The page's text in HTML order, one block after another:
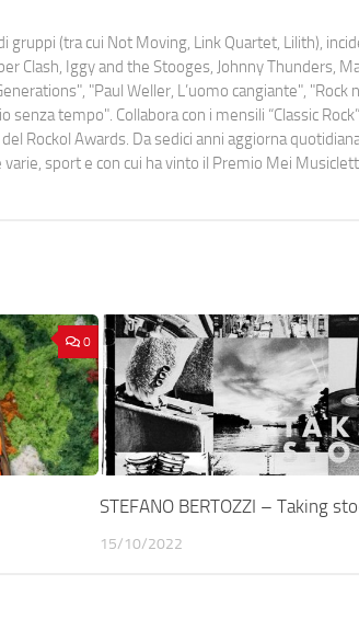
(tra cui Not Moving, Link Quartet, Lilith),
Clash, Iggy and the Stooges, Johnny Thunders,
"Paul Weller, L’uomo cangiante", "Rock
tempo". Collabora con i mensili “Classic
Rockol Awards. Da sedici anni aggiorna
sport e con cui ha vinto il Premio Mei
0
STEFANO BERTOZZI – Taking
15/10/2022